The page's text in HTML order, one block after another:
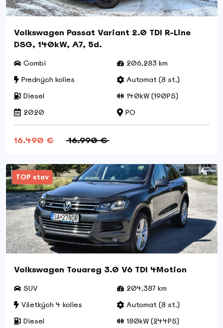
Volkswagen Passat Variant 2.0 TDI R-Line
DSG, 140kW, A7, 5d.
Combi
206,283 km
Predných kolies
Automat (8 st.)
Diesel
140kW (190PS)
2020
PO
16.490 € 16.990 €
TOP stav
Volkswagen Touareg 3.0 V6 TDI 4Motion
SUV
204,387 km
Všetkých 4 kolies
Automat (8 st.)
Diesel
180kW (244PS)